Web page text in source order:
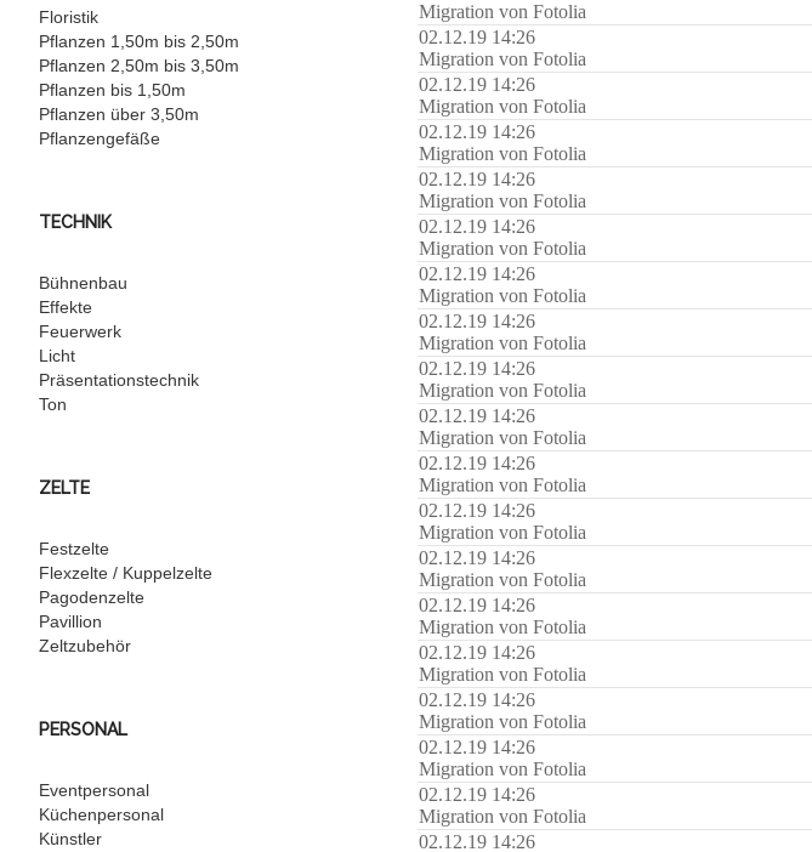
Migration von Fotolia
02.12.19 14:26
Migration von Fotolia
02.12.19 14:26
Migration von Fotolia
02.12.19 14:26
Migration von Fotolia
02.12.19 14:26
Migration von Fotolia
02.12.19 14:26
Migration von Fotolia
02.12.19 14:26
Migration von Fotolia
02.12.19 14:26
Migration von Fotolia
02.12.19 14:26
Migration von Fotolia
02.12.19 14:26
Migration von Fotolia
02.12.19 14:26
Migration von Fotolia
02.12.19 14:26
Migration von Fotolia
02.12.19 14:26
Migration von Fotolia
02.12.19 14:26
Migration von Fotolia
02.12.19 14:26
Migration von Fotolia
02.12.19 14:26
Migration von Fotolia
02.12.19 14:26
Migration von Fotolia
02.12.19 14:26
Migration von Fotolia
02.12.19 14:26
Floristik
Pflanzen 1,50m bis 2,50m
Pflanzen 2,50m bis 3,50m
Pflanzen bis 1,50m
Pflanzen über 3,50m
Pflanzengefäße
TECHNIK
Bühnenbau
Effekte
Feuerwerk
Licht
Präsentationstechnik
Ton
ZELTE
Festzelte
Flexzelte / Kuppelzelte
Pagodenzelte
Pavillion
Zeltzubehör
PERSONAL
Eventpersonal
Küchenpersonal
Künstler